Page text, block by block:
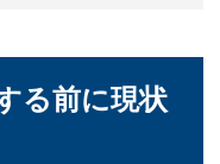
る前に現状